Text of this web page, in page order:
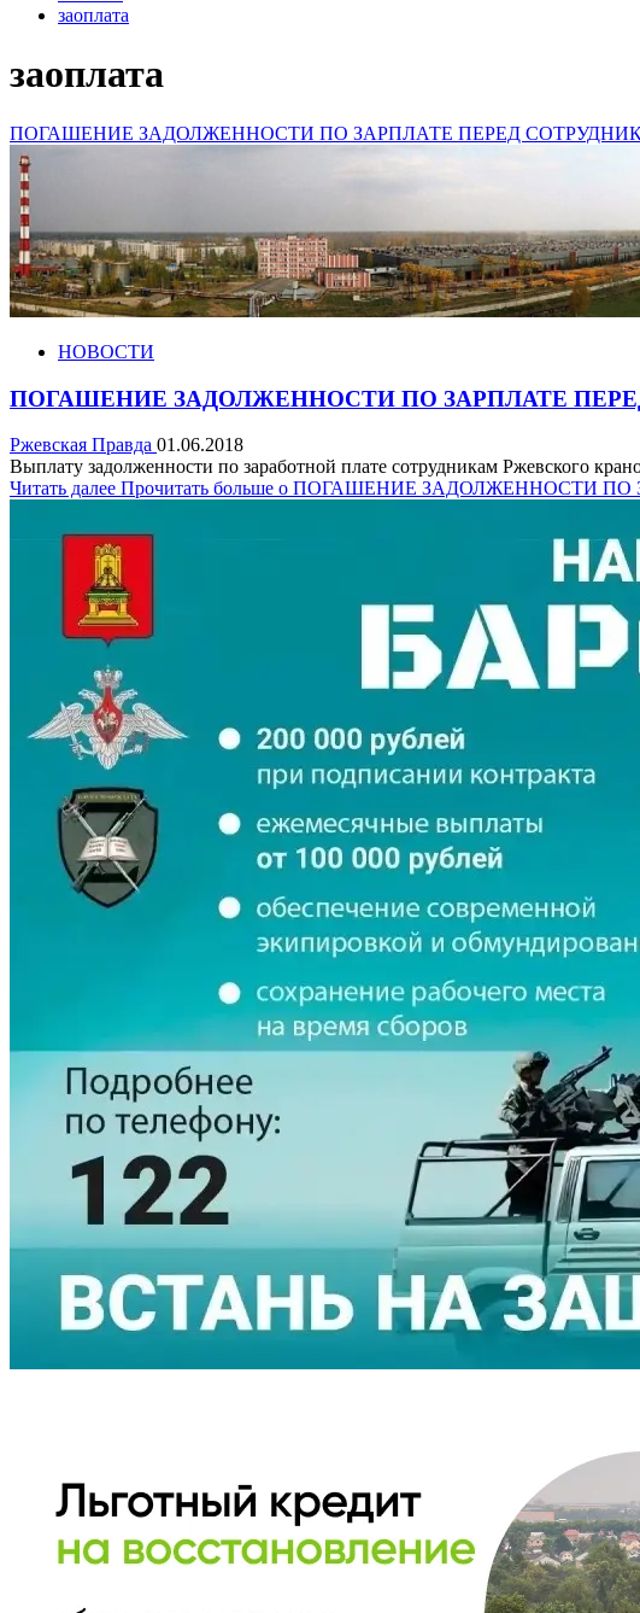
заоплата
заоплата
ПОГАШЕНИЕ ЗАДОЛЖЕННОСТИ ПО ЗАРПЛАТЕ ПЕРЕД
НОВОСТИ
ПОГАШЕНИЕ ЗАДОЛЖЕННОСТИ ПО ЗАРПЛАТЕ
Ржевская Правда 01.06.2018
Выплату задолженности по заработной плате сотрудникам Ржевского
Читать далее Прочитать больше о ПОГАШЕНИЕ ЗАДОЛЖЕННОСТИ